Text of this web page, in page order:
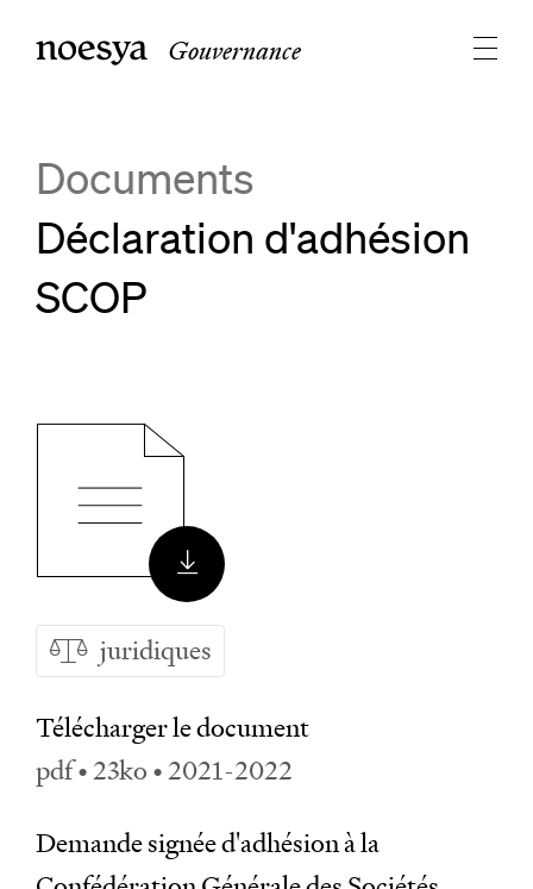
Gouvernance
Documents
Déclaration d'adhésion
SCOP
juridiques
Télécharger le document
pdf • 23ko • 2021-2022
Demande signée d'adhésion à la